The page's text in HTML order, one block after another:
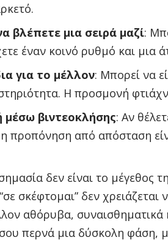
βλέπετε μια σειρά μαζί:
έναν κοινό ρυθμό και μια
για το μέλλον: Μπορεί να
Η προσμονή
μέσω βιντεοκλήσης: Αν
η προπόνηση από απόσταση
δεν είναι το μέγεθος
σκέφτομαι” δεν χρειάζεται
αθόρυβα, συναισθηματικά
περνά μια δύσκολη φάση,